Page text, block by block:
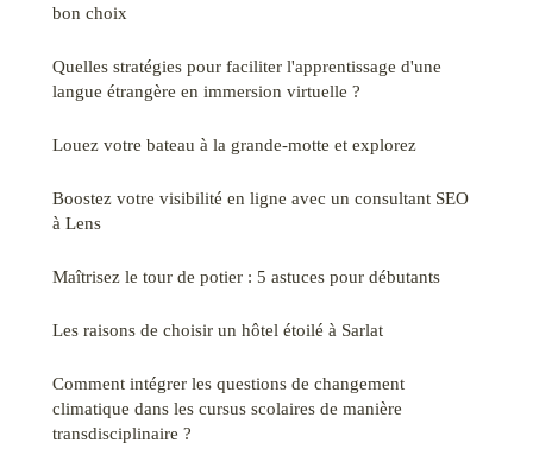
bon choix
Quelles stratégies pour faciliter l'apprentissage d'une
langue étrangère en immersion virtuelle ?
Louez votre bateau à la grande-motte et explorez
Boostez votre visibilité en ligne avec un consultant SEO
à Lens
Maîtrisez le tour de potier : 5 astuces pour débutants
Les raisons de choisir un hôtel étoilé à Sarlat
Comment intégrer les questions de changement
climatique dans les cursus scolaires de manière
transdisciplinaire ?